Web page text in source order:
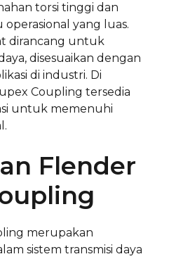
torsi tinggi dan
yang luas.
dirancang untuk
disesuaikan dengan
di industri. Di
Coupling tersedia
untuk memenuhi
Flender
merupakan
sistem transmisi daya